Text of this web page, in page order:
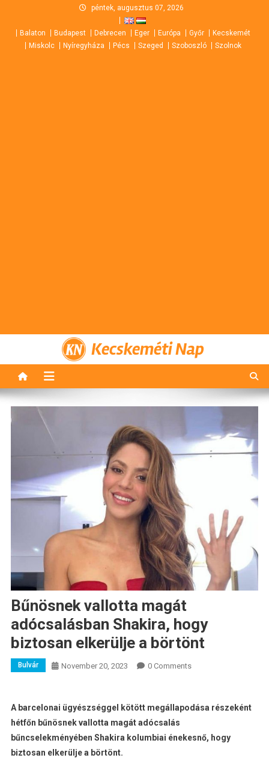
content
péntek, augusztus 07, 2026
Balaton Budapest Debrecen Eger Európa Győr
Kecskemét
Miskolc
Nyíregyháza Pécs Szeged Szoboszló Szolnok
Kecskeméti Nap
Bűnösnek vallotta magát
adócsalásban Shakira, hogy
biztosan elkerülje a börtönt
Bulvár November 20, 2023 0 Comments
A barcelonai ügyészséggel kötött megállapodása részeként
hétfőn bűnösnek vallotta magát adócsalás
bűncselekményében Shakira kolumbiai énekesnő, hogy
biztosan elkerülje a börtönt.